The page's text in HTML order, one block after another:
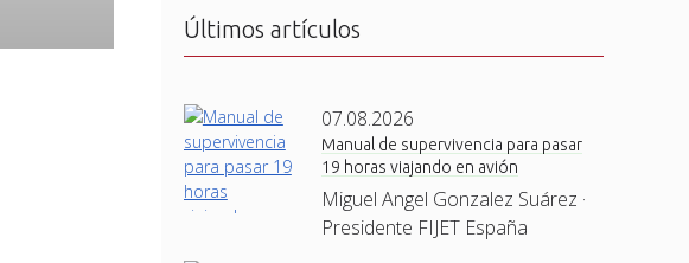
Últimos artículos
07.08.2026
Manual de supervivencia para pasar
19 horas viajando en avión
Miguel Angel Gonzalez Suárez ·
Presidente FIJET España